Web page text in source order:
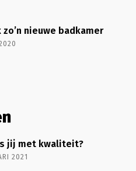
nieuwe badkamer
jij met kwaliteit?
2021